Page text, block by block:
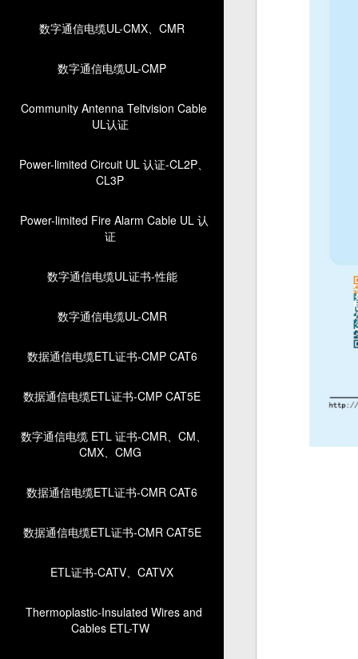
数字通信电缆UL-CMX、CMR
数字通信电缆UL-CMP
Community Antenna Teltvision Cable
UL认证
Power-limited Circuit UL 认证-CL2P、
CL3P
Power-limited Fire Alarm Cable UL 认
证
数字通信电缆UL证书-性能
数字通信电缆UL-CMR
数据通信电缆ETL证书-CMP CAT6
数据通信电缆ETL证书-CMP CAT5E
数字通信电缆 ETL 证书-CMR、CM、
CMX、CMG
数据通信电缆ETL证书-CMR CAT6
数据通信电缆ETL证书-CMR CAT5E
ETL证书-CATV、CATVX
Thermoplastic-Insulated Wires and
Cables ETL-TW